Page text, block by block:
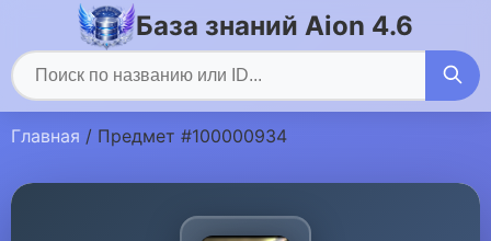
База знаний Aion 4.6
Главная / Предмет #100000934